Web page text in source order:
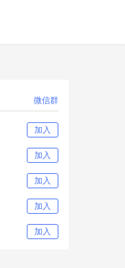
微信群
加入
加入
加入
加入
加入